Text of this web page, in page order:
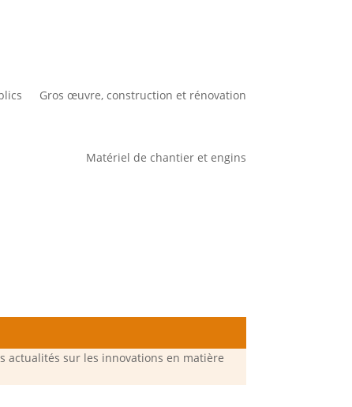
Gros œuvre, construction et rénovation
Matériel de chantier et engins
actualités sur les innovations en matière